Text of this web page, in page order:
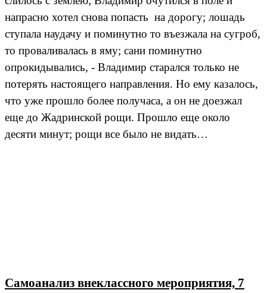
напрасно хотел снова попасть на дорогу; лошадь
ступала наудачу и поминутно то въезжала на сугроб,
то проваливалась в яму; сани поминутно
опрокидывались, - Владимир старался только не
потерять настоящего направления. Но ему казалось,
что уже прошло более получаса, а он не доезжал
еще до Жадринской рощи. Прошло еще около
десяти минут; рощи все было не видать…
Самоанализ внеклассного мероприятия, 7